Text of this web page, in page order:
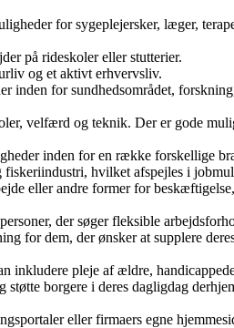
for sygeplejersker, læger,
på rideskoler eller stutterier.
og et aktivt erhvervsliv.
inden for sundhedsområdet,
velfærd og teknik. Der er gode
inden for en række forskellige
hvilket afspejles i
eller andre former for
der søger fleksible
for dem, der ønsker at supplere
inkludere pleje af ældre,
borgere i deres dagligdag
eller firmaers egne